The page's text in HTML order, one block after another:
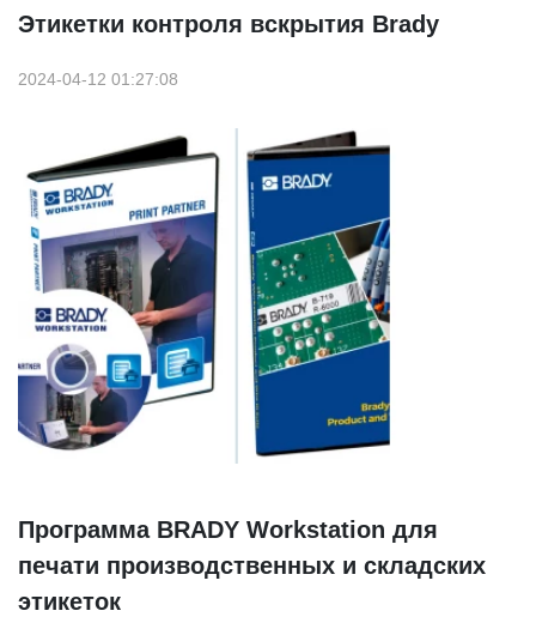
Этикетки контроля вскрытия Brady
2024-04-12 01:27:08
Программа BRADY Workstation для
печати производственных и складских
этикеток